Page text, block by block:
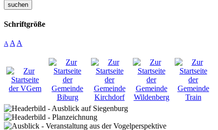
suchen
Schriftgröße
A A A